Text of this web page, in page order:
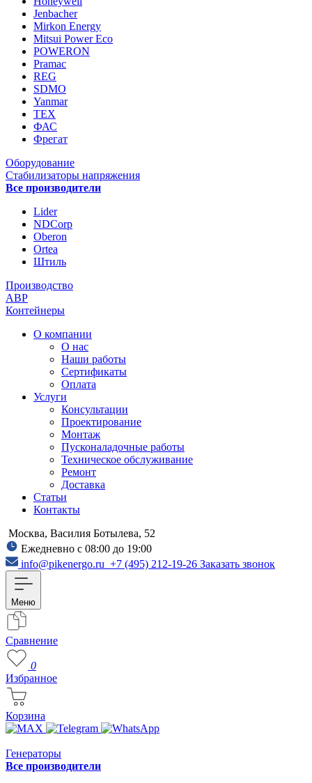
Jenbacher
Mirkon Energy
Mitsui Power Eco
POWERON
Pramac
REG
SDMO
Yanmar
ТЕХ
ФАС
Фрегат
Оборудование
Стабилизаторы напряжения
Все производители
Lider
NDCorp
Oberon
Ortea
Штиль
Производство
АВР
Контейнеры
О компании
О нас
Наши работы
Сертификаты
Оплата
Услуги
Консультации
Проектирование
Монтаж
Пусконаладочные работы
Техническое обслуживание
Ремонт
Доставка
Статьи
Контакты
Москва, Василия Ботылева, 52
Ежедневно с 08:00 до 19:00
info@pikenergo.ru +7 (495) 212-19-26 Заказать звонок
Меню
Сравнение
0
Избранное
Корзина
Генераторы
Все производители